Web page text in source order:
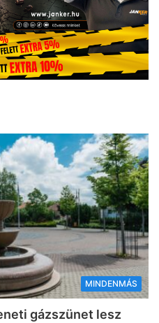
MINDENMÁS
gázszünet lesz